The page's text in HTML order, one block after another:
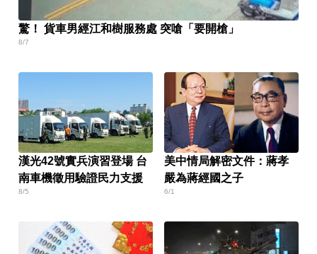
驚！ 貨車男經江和樹服務處 突嗆「要開槍」
8/7
漢光42號實兵演習登場 台
南車機徵用驗證民力支援
8/5
美中情局解密文件：蔣孝
嚴為蔣經國之子
6/1